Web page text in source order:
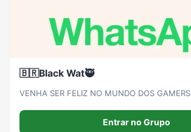
🇧🇷Black Wat🥷
VENHA SER FELIZ NO MUNDO DOS
Entrar no Grupo